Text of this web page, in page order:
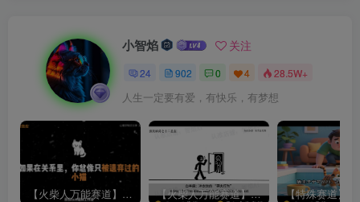
小智焰 关注
24 902 0 4 28.5W+
人生一定要有爱，有快乐，有梦想
【火柴人万能赛道】火柴人心理学插画讲解视频丨扣子工作流智能体搭建coze工作流 【火柴人万能赛道】火柴人心理学智能文案视频丨扣子工作流智能体搭建coze工作流